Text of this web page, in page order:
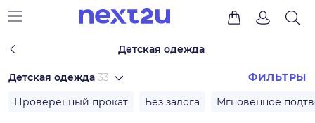
Детская одежда
Детская одежда 33
ФИЛЬТРЫ
Проверенный прокат
Без залога Мгновенное